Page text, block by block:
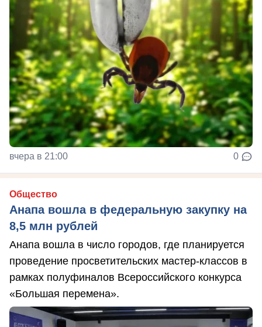
вчера в 21:00 0
Общество
Анапа вошла в федеральную закупку на
8,5 млн рублей
Анапа вошла в число городов, где планируется
проведение просветительских мастер-классов в
рамках полуфиналов Всероссийского конкурса
«Большая перемена».